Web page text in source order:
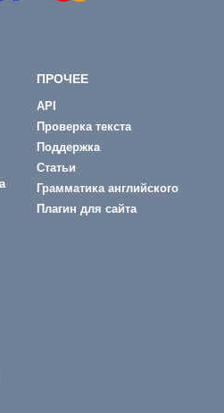
ПРОЧЕЕ
API
Проверка текста
Поддержка
Статьи
Грамматика английского
Плагин для сайта